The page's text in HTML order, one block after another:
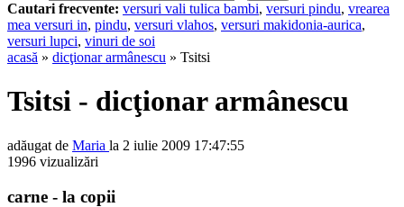
Cautari frecvente: versuri vali tulica bambi, versuri pindu, vrearea
mea versuri in, pindu, versuri vlahos, versuri makidonia-aurica,
versuri lupci, vinuri de soi
acasă » dicţionar armânescu » Tsitsi
Tsitsi - dicţionar armânescu
adăugat de Maria la 2 iulie 2009 17:47:55
1996 vizualizări
carne - la copii